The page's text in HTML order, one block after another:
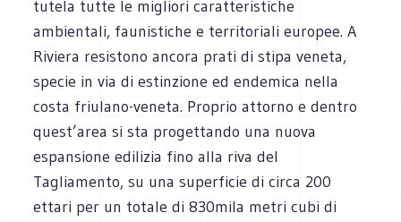
tutela tutte le migliori caratteristiche
ambientali, faunistiche e territoriali europee. A
Riviera resistono ancora prati di stipa veneta,
specie in via di estinzione ed endemica nella
costa friulano-veneta. Proprio attorno e dentro
quest’area si sta progettando una nuova
espansione edilizia fino alla riva del
Tagliamento, su una superficie di circa 200
ettari per un totale di 830mila metri cubi di